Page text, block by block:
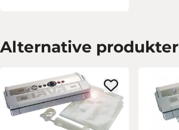
Alternative produkter